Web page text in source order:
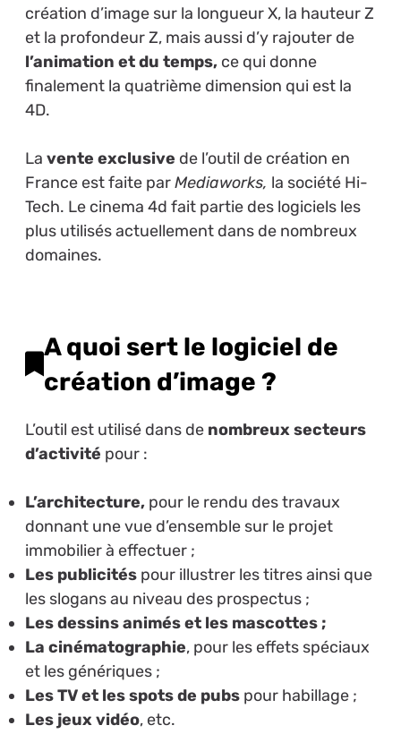
création d’image sur la longueur X, la hauteur Z
et la profondeur Z, mais aussi d’y rajouter de
l’animation et du temps,ce qui donne
finalement la quatrième dimension qui est la
4D.
La vente exclusive de l’outil de création en
France est faite parMediaworks, la société Hi-
Tech. Le cinema 4d fait partie des logiciels les
plus utilisés actuellement dans de nombreux
domaines.
A quoi sert le logiciel de
création d’image ?
L’outil est utilisé dans de nombreux secteurs
d’activité pour :
L’architecture,pour le rendu des travaux
donnant une vue d’ensemble sur le projet
immobilier à effectuer ;
Les publicitéspour illustrer les titres ainsi que
les slogans au niveau des prospectus ;
Les dessins animés et les mascottes ;
La cinématographie, pour les effets spéciaux
et les génériques ;
Les TV et les spots de pubspour habillage ;
Les jeux vidéo, etc.